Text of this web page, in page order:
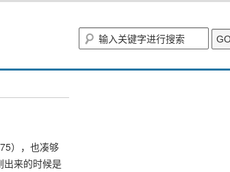
），也凑够
出来的时候是